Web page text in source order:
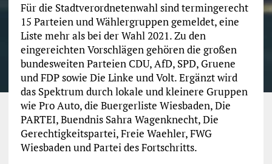
Für die Stadtverordnetenwahl sind termingerecht
15 Parteien und Wählergruppen gemeldet, eine
Liste mehr als bei der Wahl 2021. Zu den
eingereichten Vorschlägen gehören die großen
bundesweiten Parteien CDU, AfD, SPD, Gruene
und FDP sowie Die Linke und Volt. Ergänzt wird
das Spektrum durch lokale und kleinere Gruppen
wie Pro Auto, die Buergerliste Wiesbaden, Die
PARTEI, Buendnis Sahra Wagenknecht, Die
Gerechtigkeitspartei, Freie Waehler, FWG
Wiesbaden und Partei des Fortschritts.